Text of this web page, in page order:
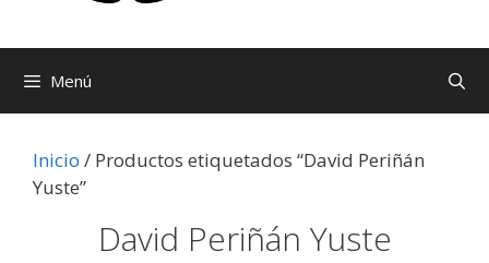
Menú
Inicio / Productos etiquetados “David Periñán
Yuste”
David Periñán Yuste